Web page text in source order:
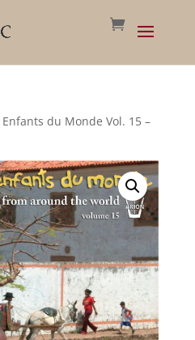
du Monde Vol. 15 –